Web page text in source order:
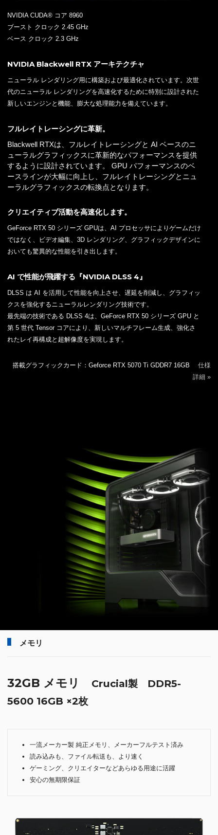
NVIDIA CUDA® コア 8960
ブースト クロック 2.45 GHz
ベース クロック 2.3 GHz
NVIDIA Blackwell RTX アーキテクチャ
ニューラル レンダリング用に構築および最適化されています。次世
代のニューラル レンダリングを高速化するために特別に設計された
新しいエンジンと機能、膨大な処理能力を備えています。
フルレイトレーシングに革新。
Blackwell RTXは、フルレイトレーシングと AI ベースのニ
ューラルグラフィックスに革新的なパフォーマンスを提供
するように設計されています。 GPU パフォーマンスのベ
ースラインが大幅に向上し、フルレイトレーシングとニュ
ーラルグラフィックスの転換点となります。
クリエイティブ活動を高速化します。
GeForce RTX 50 シリーズ GPUは、AI プロセッサによりゲームだけ
ではなく、ビデオ編集、3D レンダリング、グラフィックデザインに
おいても驚異的な性能を引き出します。
AI で性能が飛躍する『NVIDIA DLSS 4』
DLSS は AI を活用して性能を向上させ、遅延を削減し、グラフィッ
クスを強化するニューラルレンダリング技術です。
最先端の技術である DLSS 4は、GeForce RTX 50 シリーズ GPU と
第 5 世代 Tensor コアにより、新しいマルチフレーム生成、強化さ
れたレイ再構成と超解像度を実現します。
搭載グラフィックカード：Geforce RTX 5070 Ti GDDR7 16GB 仕様
詳細 »
メモリ
32GB メモリ
Crucial製 DDR5-
5600 16GB ×2枚
一流メーカー製 純正メモリ、メーカーフルテスト済み
読み込みも、ファイル転送も、より速く
ゲーミング、クリエイターなどあらゆる用途に活躍
安心の無期限保証